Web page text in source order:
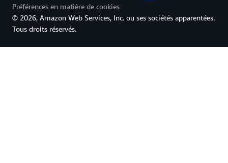
Préférences en matière de cookies
© 2026, Amazon Web Services, Inc. ou ses sociétés apparentées.
Tous droits réservés.